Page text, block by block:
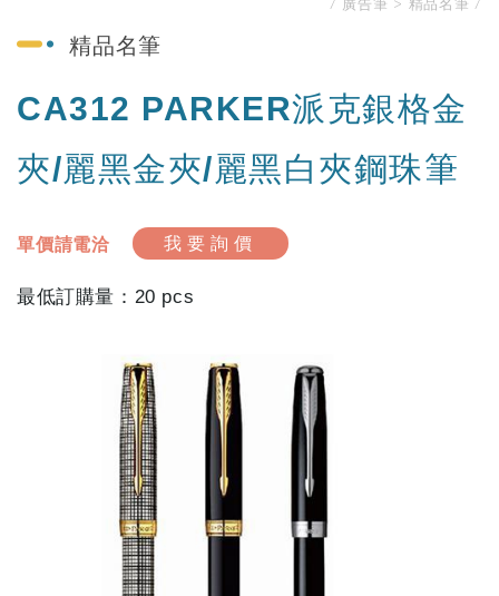
廣告筆 精品名筆
精品名筆
CA312 PARKER派克銀格金
夾/麗黑金夾/麗黑白夾鋼珠筆
單價請電洽 我要詢價
20 pcs